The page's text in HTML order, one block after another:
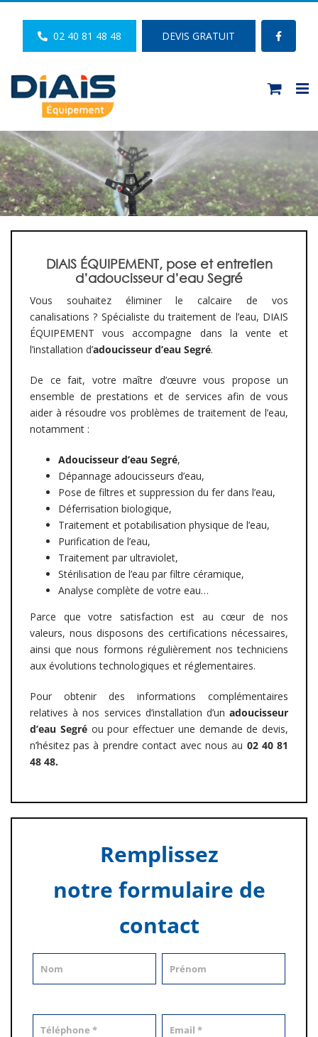
02 40 81 48 48 DEVIS GRATUIT
DIAIS ÉQUIPEMENT, pose et entretien
d’adoucisseur d’eau Segré
Vous souhaitez éliminer le calcaire de vos
canalisations ? Spécialiste du traitement de l’eau, DIAIS
ÉQUIPEMENT vous accompagne dans la vente et
l’installation d’adoucisseur d’eau Segré.
De ce fait, votre maître d’œuvre vous propose un
ensemble de prestations et de services afin de vous
aider à résoudre vos problèmes de traitement de l’eau,
notamment :
Adoucisseur d’eau Segré,
Dépannage adoucisseurs d’eau,
Pose de filtres et suppression du fer dans l’eau,
Déferrisation biologique,
Traitement et potabilisation physique de l’eau,
Purification de l’eau,
Traitement par ultraviolet,
Stérilisation de l’eau par filtre céramique,
Analyse complète de votre eau…
Parce que votre satisfaction est au cœur de nos
valeurs, nous disposons des certifications nécessaires,
ainsi que nous formons régulièrement nos techniciens
aux évolutions technologiques et réglementaires.
Pour obtenir des informations complémentaires
relatives à nos services d’installation d’un adoucisseur
d’eau Segréou pour effectuer une demande de devis,
n’hésitez pas à prendre contact avec nous au 02 40 81
48 48.
Remplissez
notre formulaire de
contact